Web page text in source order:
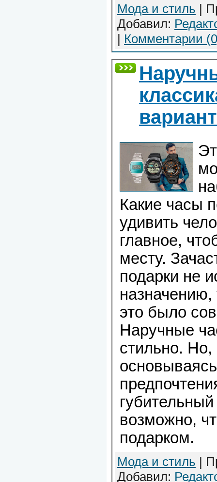
Мода и стиль |
Добавил:
| Комментарии
Какие часы
удивить
главное,
месту.
подарки не
назначению,
это было
Наручные
стильно. Но,
возможно,
подарком.
Мода и стиль |
Добавил: